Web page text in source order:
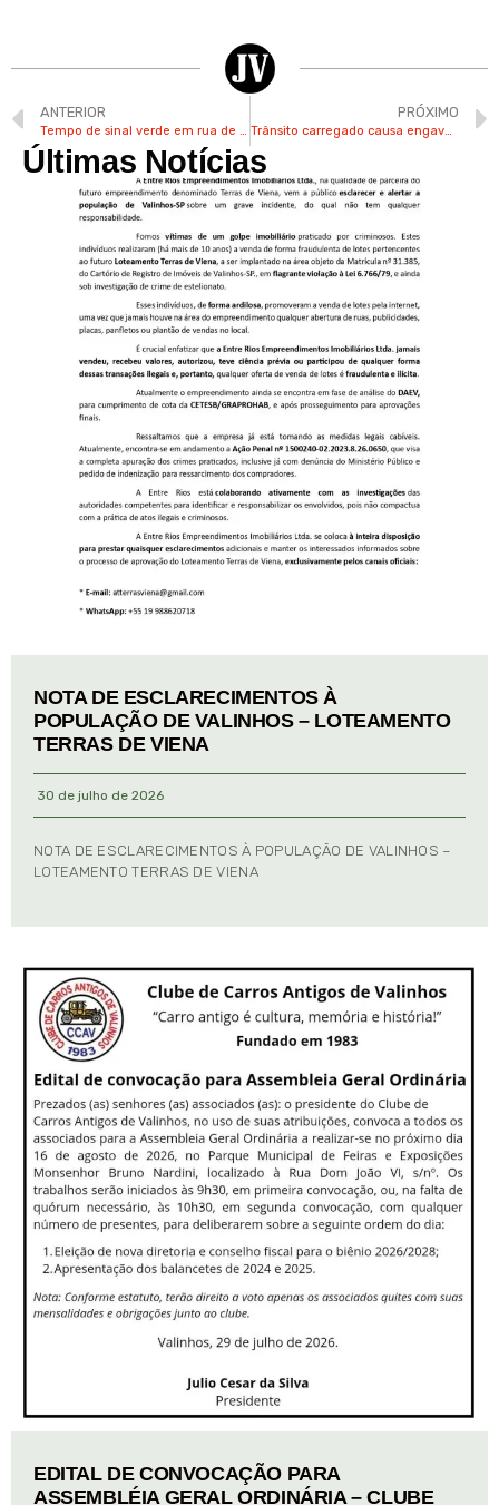
ANTERIOR
Tempo de sinal verde em rua de Valinhos é ampliado após congestionamentos
PRÓXIMO
Trânsito carregado causa engavetamento com 4 carros na Avenida Invernada
Últimas Notícias
NOTA DE ESCLARECIMENTOS À
POPULAÇÃO DE VALINHOS – LOTEAMENTO
TERRAS DE VIENA
30 de julho de 2026
NOTA DE ESCLARECIMENTOS À POPULAÇÃO DE VALINHOS –
LOTEAMENTO TERRAS DE VIENA
EDITAL DE CONVOCAÇÃO PARA
ASSEMBLÉIA GERAL ORDINÁRIA – CLUBE